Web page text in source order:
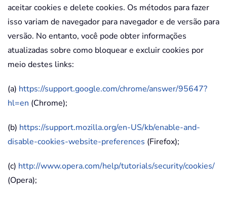
aceitar cookies e delete cookies. Os métodos para fazer
isso variam de navegador para navegador e de versão para
versão. No entanto, você pode obter informações
atualizadas sobre como bloquear e excluir cookies por
meio destes links:
(a) https://support.google.com/chrome/answer/95647?
hl=en (Chrome);
(b) https://support.mozilla.org/en-US/kb/enable-and-
disable-cookies-website-preferences (Firefox);
(c) http://www.opera.com/help/tutorials/security/cookies/
(Opera);